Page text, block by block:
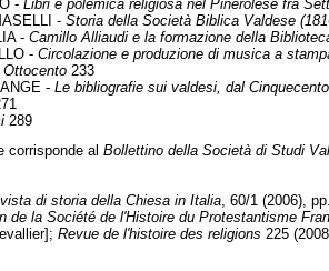
- Libri e polemica religiosa nel Pinerolese fra
- Storia della Società Biblica Valdese
- Camillo Alliaudi e la formazione della
- Circolazione e produzione di musica a
Ottocento 233
- Le bibliografie sui valdesi, dal
289
corrisponde al Bollettino della Società di Studi
di storia della Chiesa in Italia, 60/1 (2006),
de la Société de l'Histoire du Protestantisme
Revue de l'histoire des religions 225